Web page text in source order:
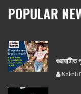
POPULAR
Kakali